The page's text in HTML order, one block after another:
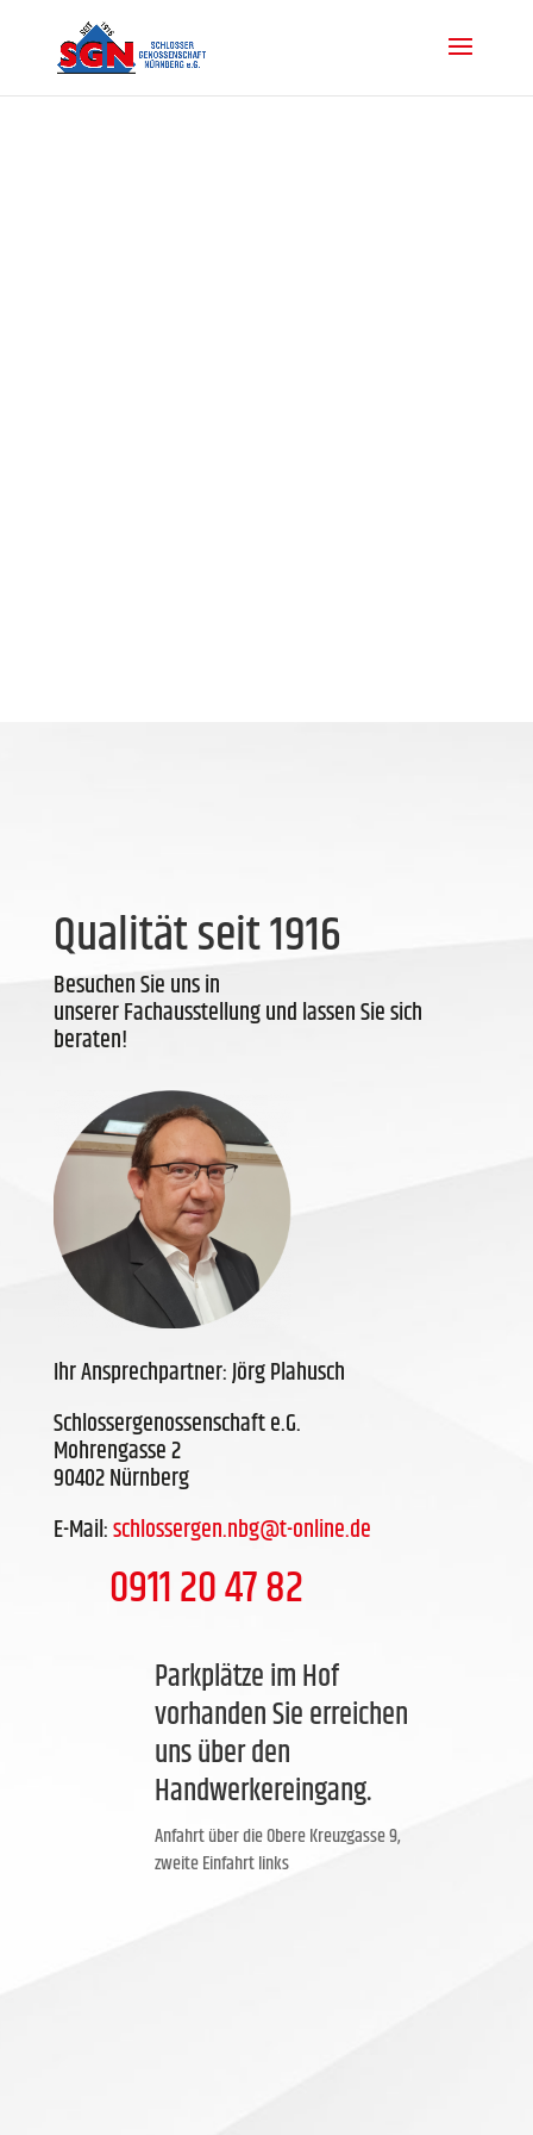
Qualität seit 1916
Besuchen Sie uns in
unserer Fachausstellung und lassen Sie sich
beraten!
Ihr Ansprechpartner: Jörg Plahusch
Schlossergenossenschaft e.G.
Mohrengasse 2
90402 Nürnberg
E-Mail:schlossergen.nbg@t-online.de
0911 20 47 82
Parkplätze im Hof
vorhanden Sie erreichen
uns über den
Handwerkereingang.
Anfahrt über die Obere Kreuzgasse 9,
zweite Einfahrt links